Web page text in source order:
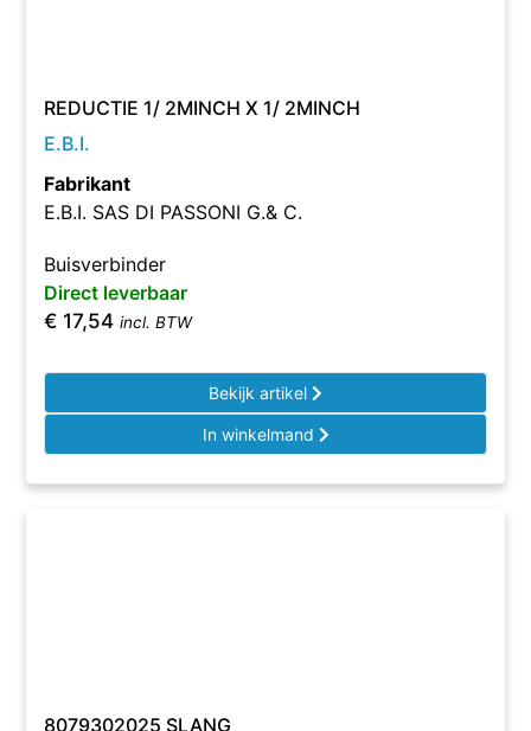
REDUCTIE 1/ 2MINCH X 1/ 2MINCH
E.B.I.
Fabrikant
E.B.I. SAS DI PASSONI G.& C.
Buisverbinder
Direct leverbaar
€ 17,54 incl. BTW
Bekijk artikel
In winkelmand
8079302025 SLANG